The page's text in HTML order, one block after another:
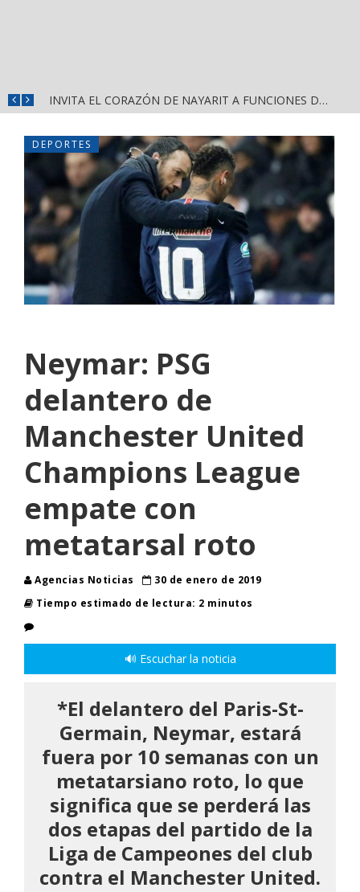
INVITA EL CORAZÓN DE NAYARIT A FUNCIONES DE CINE GRATUITAS EN LA CONCHA ACÚSTICA
DEPORTES
Neymar: PSG
delantero de
Manchester United
Champions League
empate con
metatarsal roto
Agencias Noticias
30 de enero de 2019
Tiempo estimado de lectura: 2 minutos
🔊 Escuchar la noticia
*El delantero del Paris-St-
Germain, Neymar, estará
fuera por 10 semanas con un
metatarsiano roto, lo que
significa que se perderá las
dos etapas del partido de la
Liga de Campeones del club
contra el Manchester United.